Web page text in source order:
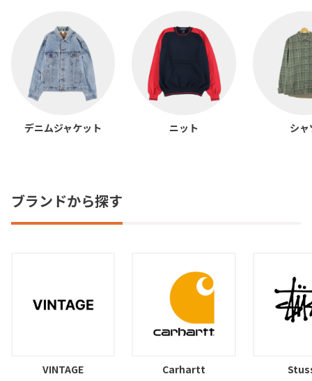
デニムジャケット ニット シャ
ブランドから探す
VINTAGE Carhartt